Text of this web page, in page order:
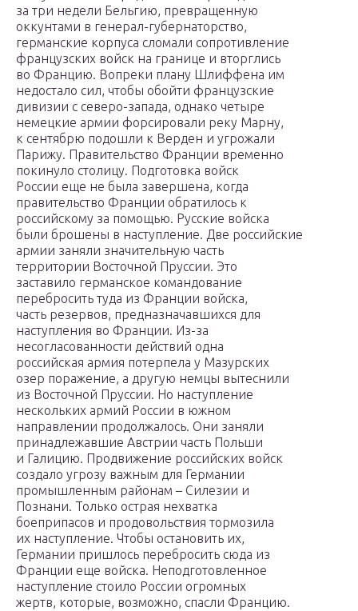
за три недели Бельгию, превращенную
оккунтами в генерал-губернаторство,
германские корпуса сломали сопротивление
французских войск на границе и вторглись
во Францию. Вопреки плану Шлиффена им
недостало сил, чтобы обойти французские
дивизии с северо-запада, однако четыре
немецкие армии форсировали реку Марну,
к сентябрю подошли к Верден и угрожали
Парижу. Правительство Франции временно
покинуло столицу. Подготовка войск
России еще не была завершена, когда
правительство Франции обратилось к
российскому за помощью. Русские войска
были брошены в наступление. Две российские
армии заняли значительную часть
территории Восточной Пруссии. Это
заставило германское командование
перебросить туда из Франции войска,
часть резервов, предназначавшихся для
наступления во Франции. Из-за
несогласованности действий одна
российская армия потерпела у Мазурских
озер поражение, а другую немцы вытеснили
из Восточной Пруссии. Но наступление
нескольких армий России в южном
направлении продолжалось. Они заняли
принадлежавшие Австрии часть Польши
и Галицию. Продвижение российских войск
создало угрозу важным для Германии
промышленным районам – Силезии и
Познани. Только острая нехватка
боеприпасов и продовольствия тормозила
их наступление. Чтобы остановить их,
Германии пришлось перебросить сюда из
Франции еще войска. Неподготовленное
наступление стоило России огромных
жертв, которые, возможно, спасли Францию.